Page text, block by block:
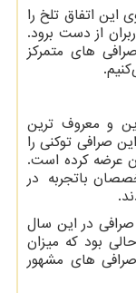
این اتفاق تلخ را
از دست برود.
های متمرکز
و معروف ترین
صرافی توکنی را
عرضه کرده است.
از متخصصان باتجربه در
صرافی در این سال
بود که میزان
های مشهور